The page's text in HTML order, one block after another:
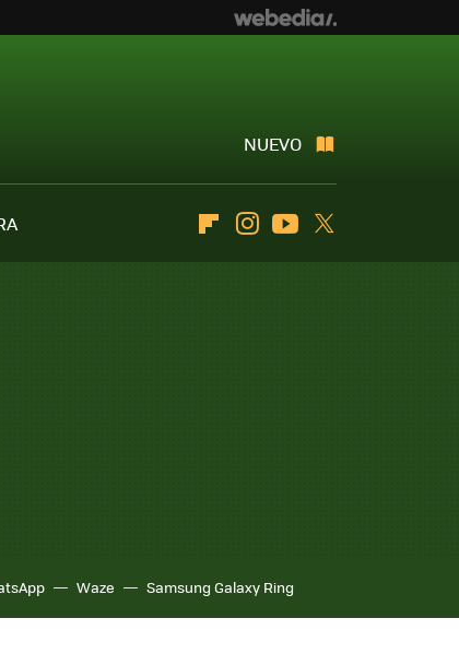
NUEVO
FlipboardInstagramYoutube
Waze Samsung Galaxy Ring